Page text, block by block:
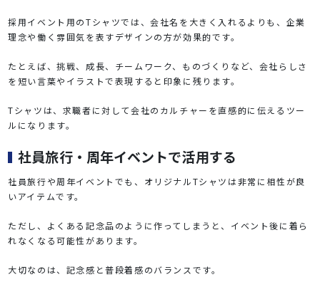
採用イベント用のTシャツでは、会社名を大きく入れるよりも、企業
理念や働く雰囲気を表すデザインの方が効果的です。
たとえば、挑戦、成長、チームワーク、ものづくりなど、会社らしさ
を短い言葉やイラストで表現すると印象に残ります。
Tシャツは、求職者に対して会社のカルチャーを直感的に伝えるツー
ルになります。
社員旅行・周年イベントで活用する
社員旅行や周年イベントでも、オリジナルTシャツは非常に相性が良
いアイテムです。
ただし、よくある記念品のように作ってしまうと、イベント後に着ら
れなくなる可能性があります。
大切なのは、記念感と普段着感のバランスです。